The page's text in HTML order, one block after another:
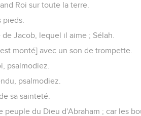
Roi sur toute la terre.
Jacob, lequel il aime ; Sélah.
monté] avec un son de trompette.
psalmodiez.
psalmodiez.
sa sainteté.
peuple du Dieu d'Abraham ; car les